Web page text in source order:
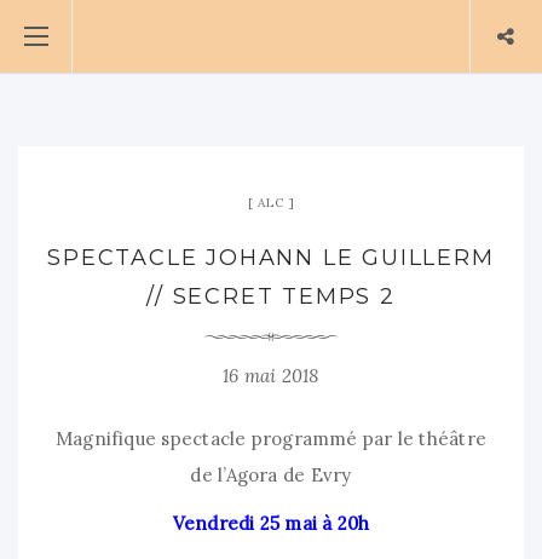
ALC
SPECTACLE JOHANN LE GUILLERM
// SECRET TEMPS 2
16 mai 2018
Magnifique spectacle programmé par le théâtre
de l’Agora de Evry
Vendredi 25 mai à 20h